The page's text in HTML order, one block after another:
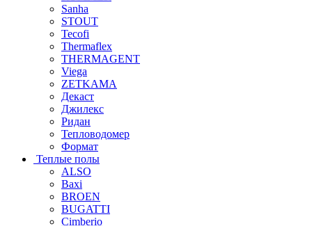
Sanha
STOUT
Tecofi
Thermaflex
THERMAGENT
Viega
ZETKAMA
Декаст
Джилекс
Ридан
Тепловодомер
Формат
Теплые полы
ALSO
Baxi
BROEN
BUGATTI
Cimberio